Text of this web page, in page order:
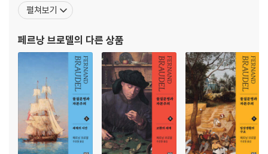
이었던 초판을 전 3권으로 합본했다.
[도서] 물질문명과 자본주의 3 세계의 시간 (제2판)
“역사학의 교황” 페르낭 브로델의 위대한 고전 초판 발행 30여 년 만에 제
2판 출간 음식, 의복, 사치품 등 일상생활에서부터 경제, 산업혁명과 자본
주의까지 독창적인 시각과 통찰로 근대사 연구에 새로운 지평을 연 대작
세계 역사학을 이끈 프랑스 아날 학파의 대표적 역사가 페르낭 브로델의
역작이자 20세기 최고의 역사서로 손꼽히는 『물질문명과 자본주의』가 번
역문을 다듬어 가독성을 높이고 표지와 본문의 디자인을 새롭게 하여 양장
본으로 출간되었다. 프랑스에서 1967년에 제1권이 출간된 이후 1979년
시대의 지중해 세계』를 경이적인 기억력과 지역 도서관의 빈약한 장
의 교수로 재직하면서 1956년 <아날>지의 편집
펼쳐보기
페르낭 브로델의 다른 상품